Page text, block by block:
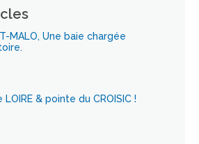
MALO, Une baie chargée
LOIRE & pointe du CROISIC !